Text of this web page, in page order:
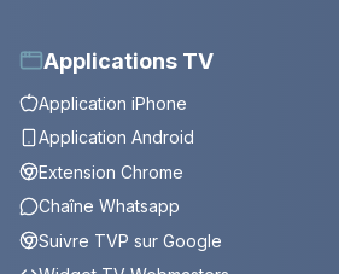
Applications TV
Application iPhone
Application Android
Extension Chrome
Chaîne Whatsapp
Suivre TVP sur Google